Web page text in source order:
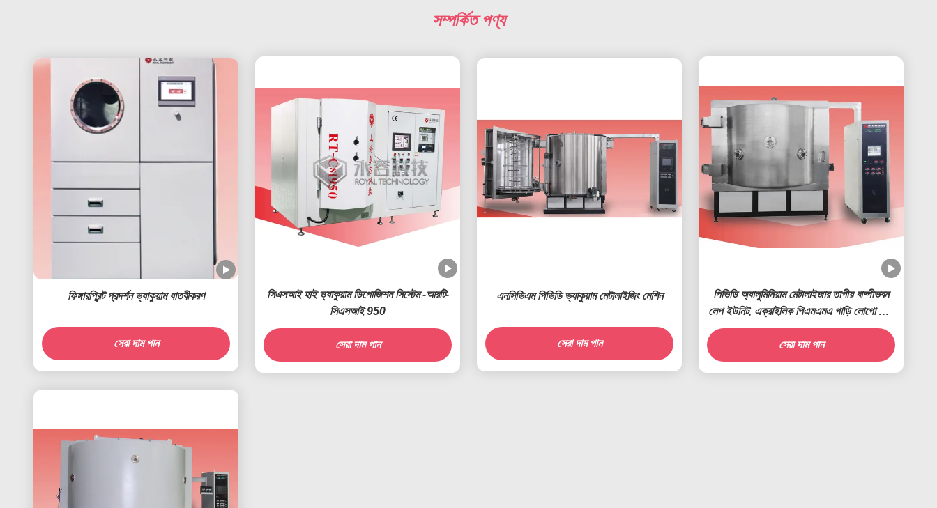
সম্পর্কিত পণ্য
ফিঙ্গারপ্রিন্ট প্রদর্শন ভ্যাকুয়াম ধাতবীকরণ
সেরা দাম পান
সিএসআই হাই ভ্যাকুয়াম ডিপোজিশন সিস্টেম -আরটি-
সিএসআই 950
সেরা দাম পান
এনসিভিএম পিভিডি ভ্যাকুয়াম মেটালাইজিং মেশিন
সেরা দাম পান
পিভিডি অ্যালুমিনিয়াম মেটালাইজার তাপীয় বাষ্পীভবন
লেপ ইউনিট, এক্রাইলিক পিএমএমএ গাড়ি লোগো বোর্ড
ক্রোম মেটালাইজিং সিস্টেম
সেরা দাম পান